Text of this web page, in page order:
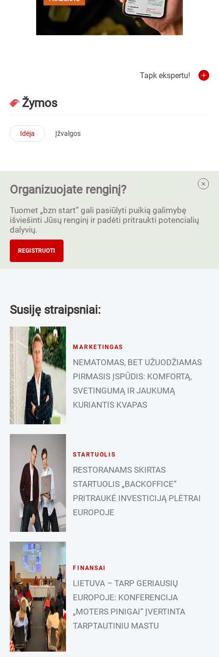
Tapk ekspertu!
Žymos
Idėja Įžvalgos
Organizuojate renginį?
Tuomet „bzn start” gali pasiūlyti puikią galimybę
išviešinti Jūsų renginį ir padėti pritraukti potencialių
dalyvių.
REGISTRUOTI
Susiję straipsniai:
MARKETINGAS
NEMATOMAS, BET UŽUODŽIAMAS
PIRMASIS ĮSPŪDIS: KOMFORTĄ,
SVETINGUMĄ IR JAUKUMĄ
KURIANTIS KVAPAS
STARTUOLIS
RESTORANAMS SKIRTAS
STARTUOLIS „BACKOFFICE“
PRITRAUKĖ INVESTICIJĄ PLĖTRAI
EUROPOJE
FINANSAI
LIETUVA – TARP GERIAUSIŲ
EUROPOJE: KONFERENCIJA
„MOTERS PINIGAI“ ĮVERTINTA
TARPTAUTINIU MASTU